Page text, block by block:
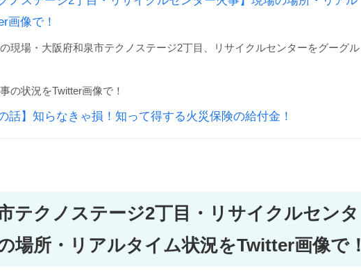
画像で！
の現場・大阪府和泉市テクノステージ2丁目、リサイクルセンターをグーグル
の状況をTwitter画像で！
話】知らなきゃ損！知って得する火災保険の給付金！
テクノステージ2丁目・リサイクルセンタ
場所・リアルタイム状況をTwitter画像で！